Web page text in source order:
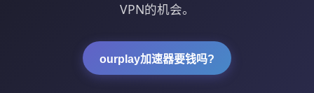
VPN的机会。
ourplay加速器要钱吗?